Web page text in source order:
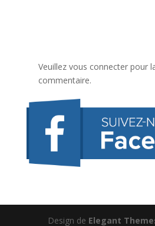
Veuillez vous connecter pour
commentaire.
Design de Elegant